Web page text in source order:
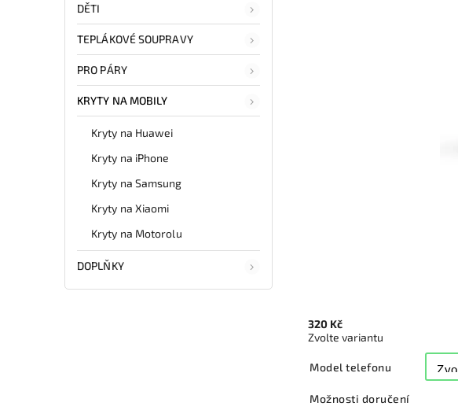
DĚTI
TEPLÁKOVÉ SOUPRAVY
PRO PÁRY
KRYTY NA MOBILY
Kryty na Huawei
Kryty na iPhone
Kryty na Samsung
Kryty na Xiaomi
Kryty na Motorolu
DOPLŇKY
320 Kč
Zvolte variantu
Model telefonu
Možnosti doručení